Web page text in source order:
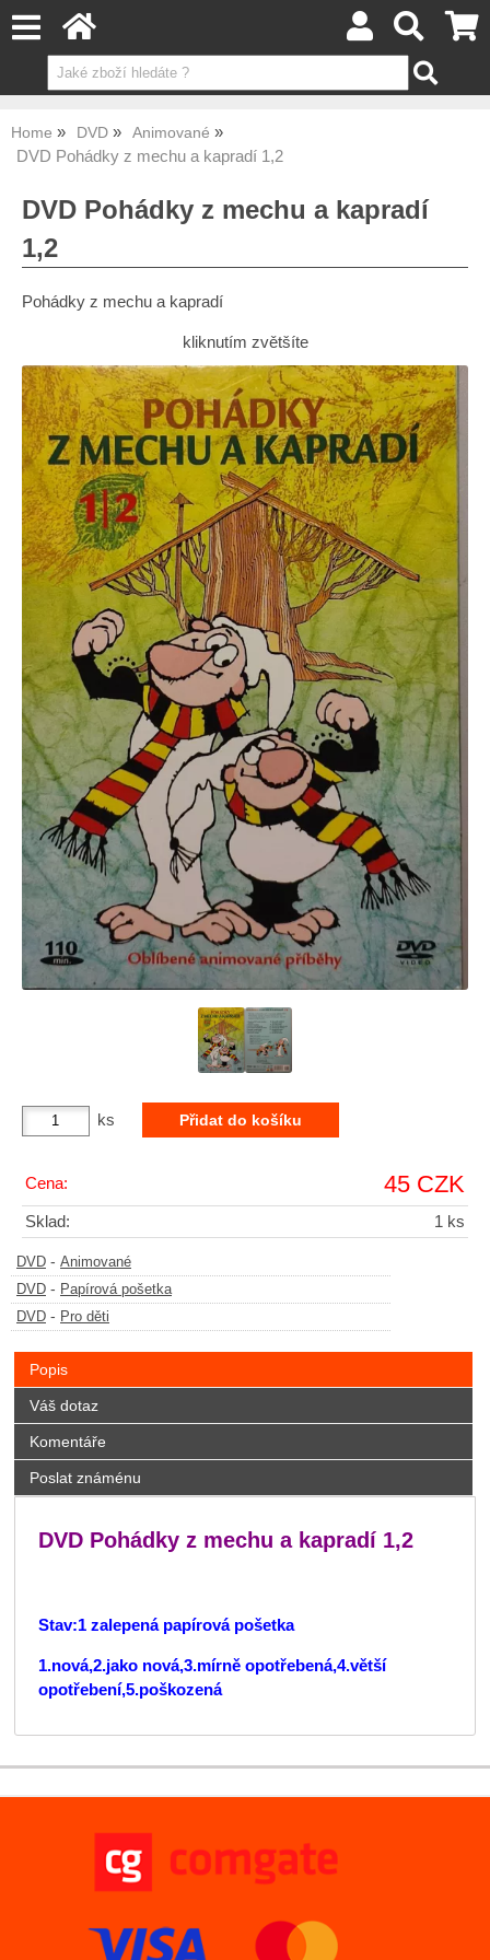
Home DVD Animované
DVD Pohádky z mechu a kapradí 1,2
DVD Pohádky z mechu a kapradí
1,2
Pohádky z mechu a kapradí
kliknutím zvětšíte
ks
Cena: 45 CZK
Sklad: 1 ks
DVD - Animované
DVD - Papírová pošetka
DVD - Pro děti
Popis
Váš dotaz
Komentáře
Poslat známénu
DVD Pohádky z mechu a kapradí 1,2
Stav:1 zalepená papírová pošetka
1.nová,2.jako nová,3.mírně opotřebená,4.větší
opotřebení,5.poškozená